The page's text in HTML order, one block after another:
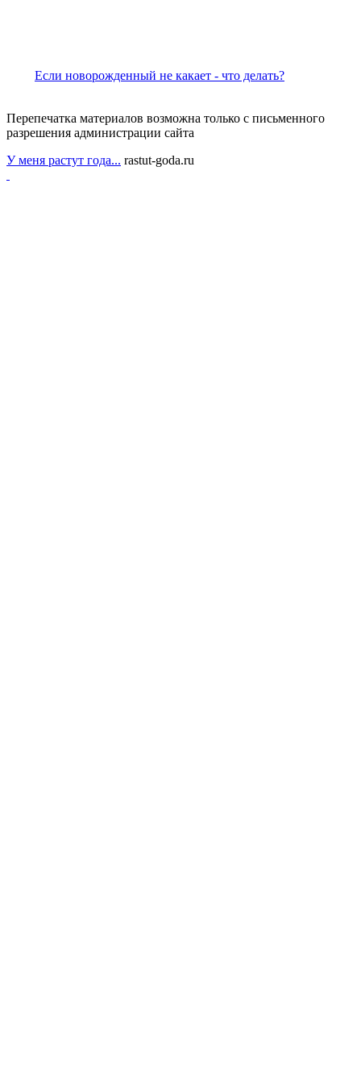
Если новорожденный не какает - что делать?
Перепечатка материалов возможна только с письменного
разрешения администрации сайта
У меня растут года... rastut-goda.ru